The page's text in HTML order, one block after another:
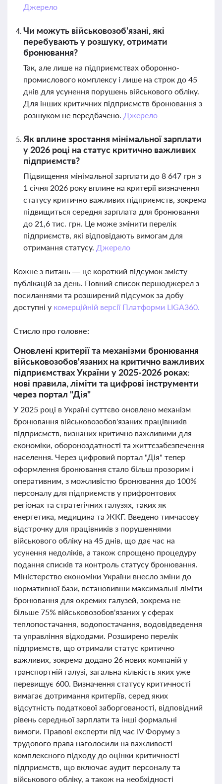
Джерело
Чи можуть військовозоб'язані, які
перебувають у розшуку, отримати
бронювання?
Так, але лише на підприємствах оборонно-
промислового комплексу і лише на строк до 45
днів для усунення порушень військового обліку.
Для інших критичних підприємств бронювання з
розшуком не передбачено. Джерело
Як вплине зростання мінімальної зарплати
у 2026 році на статус критично важливих
підприємств?
Підвищення мінімальної зарплати до 8 647 грн з
1 січня 2026 року вплине на критерії визначення
статусу критично важливих підприємств, зокрема
підвищиться середня зарплата для бронювання
до 21,6 тис. грн. Це може змінити перелік
підприємств, які відповідають вимогам для
отримання статусу. Джерело
Кожне з питань — це короткий підсумок змісту
публікацій за день. Повний список першоджерел з
посиланнями та розширений підсумок за добу
доступні у комерційній версії Платформи LIGA360.
Стисло про головне:
Оновлені критерії та механізми бронювання
військовозобов'язаних на критично важливих
підприємствах України у 2025-2026 роках:
нові правила, ліміти та цифрові інструменти
через портал "Дія"
У 2025 році в Україні суттєво оновлено механізм
бронювання військовозобов'язаних працівників
підприємств, визнаних критично важливими для
економіки, обороноздатності та життєзабезпечення
населення. Через цифровий портал "Дія" тепер
оформлення бронювання стало більш прозорим і
оперативним, з можливістю бронювання до 100%
персоналу для підприємств у прифронтових
регіонах та стратегічних галузях, таких як
енергетика, медицина та ЖКГ. Введено тимчасову
відстрочку для працівників з порушеннями
військового обліку на 45 днів, що дає час на
усунення недоліків, а також спрощено процедуру
подання списків та контроль статусу бронювання.
Міністерство економіки України внесло зміни до
нормативної бази, встановивши максимальні ліміти
бронювання для окремих галузей, зокрема не
більше 75% військовозобов'язаних у сферах
теплопостачання, водопостачання, водовідведення
та управління відходами. Розширено перелік
підприємств, що отримали статус критично
важливих, зокрема додано 26 нових компаній у
транспортній галузі, загальна кількість яких уже
перевищує 600. Визначення статусу критичності
вимагає дотримання критеріїв, серед яких
відсутність податкової заборгованості, відповідний
рівень середньої зарплати та інші формальні
вимоги. Правові експерти під час IV Форуму з
трудового права наголосили на важливості
комплексного підходу до оцінки критичності
підприємств, що включає аудит персоналу та
військового обліку, а також на необхідності